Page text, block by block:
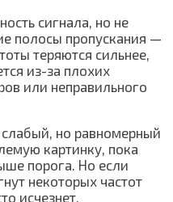
сигнала, но не
полосы пропускания —
теряются сильнее,
из-за плохих
или неправильного
но равномерный
картинку, пока
порога. Но если
некоторых частот
исчезнет.